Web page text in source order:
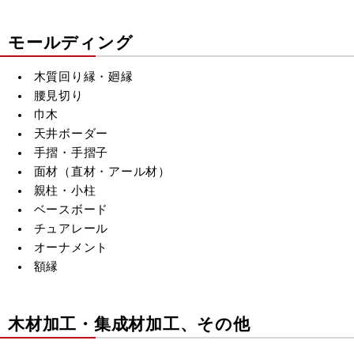
モールディング
木質回り縁・廻縁
腰見切り
巾木
天井ボーダー
手摺・手摺子
面材（直材・アール材）
親柱・小柱
ベースボード
チュアレール
オーナメント
額縁
木材加工・集成材加工、その他